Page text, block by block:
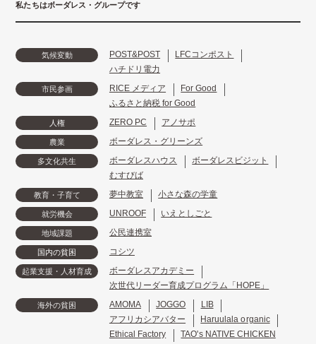
私たちはボーダレス・グループです
気候変動 POST&POST
LFCコンポスト
ハチドリ電力
市民参画 RICE メディア
For Good
ふるさと納税 for Good
人権 ZERO PC アノサポ
農業 ボーダレス・グリーンズ
多文化共生 ボーダレスハウス
ボーダレスビジット
むすびば
教育・子育て 夢中教室 小さな森の学童
就労機会 UNROOF いえとしごと
地域課題 公民連携室
国内の貧困 コシツ
起業支援・人材育成
ボーダレスアカデミー
次世代リーダー育成プログラム「HOPE」
海外の貧困 AMOMA JOGGO
LIB
アフリカシアバター
Haruulala organic
Ethical Factory
TAO's NATIVE CHICKEN